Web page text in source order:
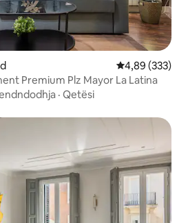
Vlerësimi
4,89 (333)
Premium Plz Mayor La Latina
· Qetësi